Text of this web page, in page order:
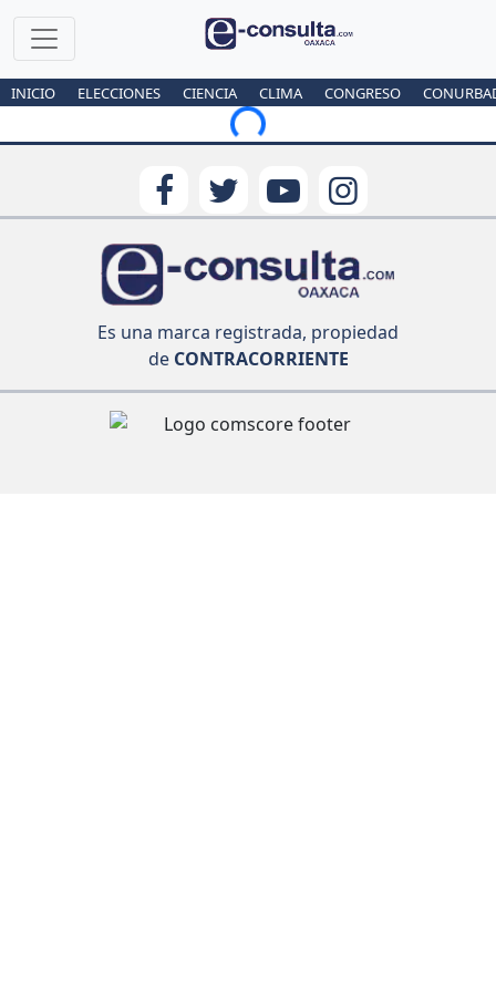
INICIO ELECCIONES CIENCIA CLIMA CONGRESO
Loading...
Es una marca registrada, propiedad
deCONTRACORRIENTE